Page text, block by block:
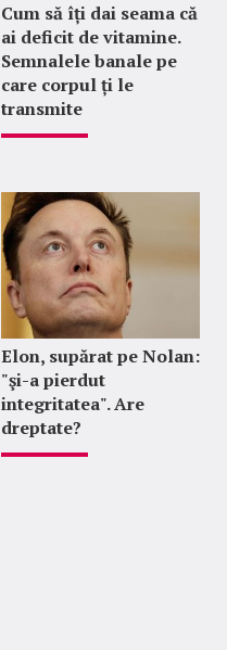
Cum să îți dai seama că
ai deficit de vitamine.
Semnalele banale pe
care corpul ți le
transmite
Elon, supărat pe Nolan:
"şi-a pierdut
integritatea". Are
dreptate?